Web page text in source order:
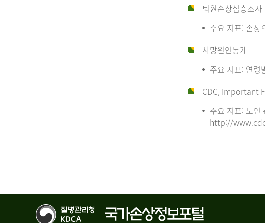
퇴원손상심층조사
주요 지표: 손상
사망원인통계
주요 지표: 연령
CDC, Important
주요 지표: 노인
http://